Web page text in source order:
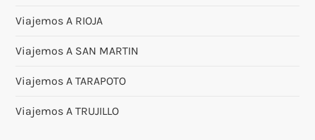
Viajemos A RIOJA
Viajemos A SAN MARTIN
Viajemos A TARAPOTO
Viajemos A TRUJILLO